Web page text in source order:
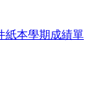
紙本學期成績單